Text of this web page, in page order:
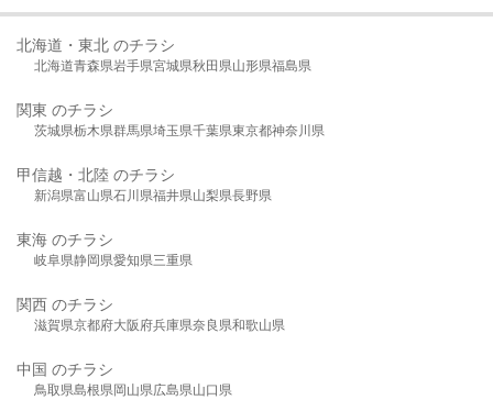
北海道・東北 のチラシ
北海道青森県岩手県宮城県秋田県山形県福島県
関東 のチラシ
茨城県栃木県群馬県埼玉県千葉県東京都神奈川県
甲信越・北陸 のチラシ
新潟県富山県石川県福井県山梨県長野県
東海 のチラシ
岐阜県静岡県愛知県三重県
関西 のチラシ
滋賀県京都府大阪府兵庫県奈良県和歌山県
中国 のチラシ
鳥取県島根県岡山県広島県山口県